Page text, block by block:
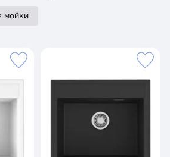
моек «Artgranit» присутствуют
защитные
к термическим воздействиям
температурные
использования Ваша мойка не
технологии
песка, а не связующего
Оборачиваемая чаша мойки;
мойки